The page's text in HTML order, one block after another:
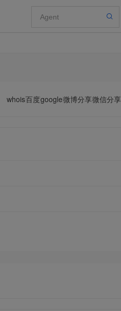
whois百度google微博分享微信分享